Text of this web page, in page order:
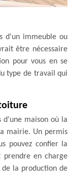
d'un immeuble ou
être nécessaire
pour vous en se
type de travail qui
d'une maison où la
mairie. Un permis
pouvez confier la
prendre en charge
la production de